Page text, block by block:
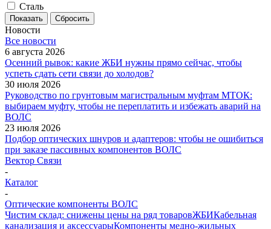
Сталь
Показать Сбросить
Новости
Все новости
6 августа 2026
Осенний рывок: какие ЖБИ нужны прямо сейчас, чтобы
успеть сдать сети связи до холодов?
30 июля 2026
Руководство по грунтовым магистральным муфтам МТОК:
выбираем муфту, чтобы не переплатить и избежать аварий на
ВОЛС
23 июля 2026
Подбор оптических шнуров и адаптеров: чтобы не ошибиться
при заказе пассивных компонентов ВОЛС
Вектор Связи
-
Каталог
-
Оптические компоненты ВОЛС
Чистим склад: снижены цены на ряд товаровЖБИКабельная
канализация и аксессуарыКомпоненты медно-жильных